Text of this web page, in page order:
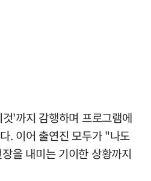
'까지 감행하며 프로그램에
. 이어 출연진 모두가 "나도
을 내미는 기이한 상황까지